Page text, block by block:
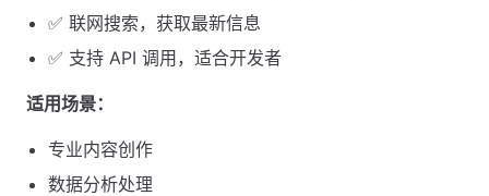
✅ 联网搜索，获取最新信息
✅ 支持 API 调用，适合开发者
适用场景：
专业内容创作
数据分析处理